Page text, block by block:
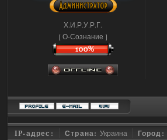
Х.И.Р.У.Р.Г.
[ О-Сознание ]
IP-адрес: Страна: Украина Город: